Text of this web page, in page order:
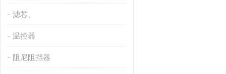
滤芯、
温控器
阻尼阻挡器